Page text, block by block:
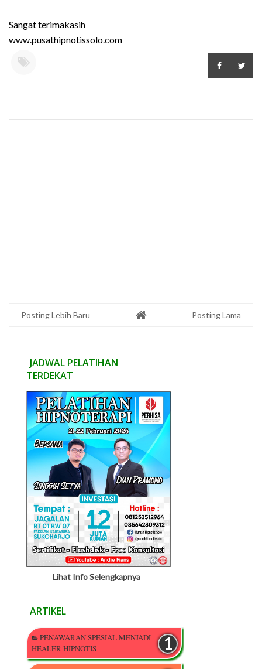
Sangat terimakasih
www.pusathipnotissolo.com
Posting Lebih Baru Posting Lama
JADWAL PELATIHAN
TERDEKAT
Lihat Info Selengkapnya
ARTIKEL
PENAWARAN SPESIAL MENJADI
HEALER HIPNOTIS